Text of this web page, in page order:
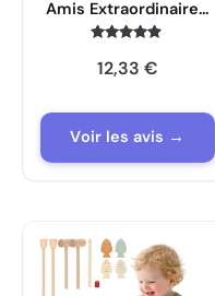
Amis Extraordinaires,
Figurine Spidey avec
4.7
sur 5
12,33 €
Voir les avis →